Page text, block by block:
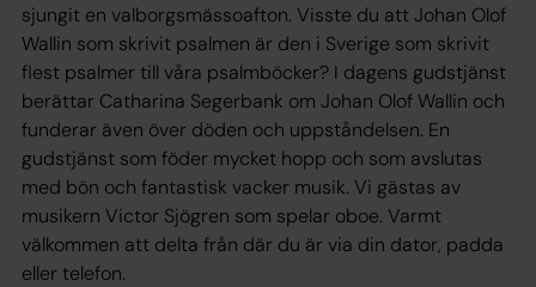
sjungit en valborgsmässoafton. Visste du att Johan Olof
Wallin som skrivit psalmen är den i Sverige som skrivit
flest psalmer till våra psalmböcker? I dagens gudstjänst
berättar Catharina Segerbank om Johan Olof Wallin och
funderar även över döden och uppståndelsen. En
gudstjänst som föder mycket hopp och som avslutas
med bön och fantastisk vacker musik. Vi gästas av
musikern Victor Sjögren som spelar oboe. Varmt
välkommen att delta från där du är via din dator, padda
eller telefon.